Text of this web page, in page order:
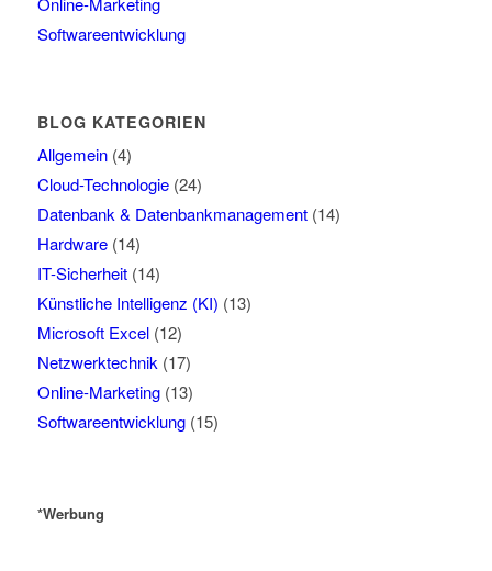
Softwareentwicklung
BLOG KATEGORIEN
Allgemein(4)
Cloud-Technologie(24)
Datenbank & Datenbankmanagement(14)
Hardware(14)
IT-Sicherheit(14)
Künstliche Intelligenz (KI) (13)
Microsoft Excel(12)
Netzwerktechnik (17)
Online-Marketing(13)
Softwareentwicklung(15)
*Werbung